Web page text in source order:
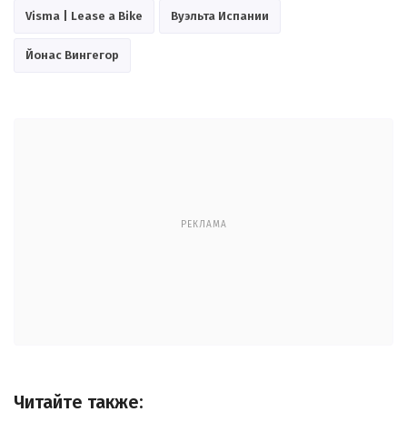
Visma | Lease a Bike Вуэльта Испании
Йонас Вингегор
РЕКЛАМА
Читайте также: